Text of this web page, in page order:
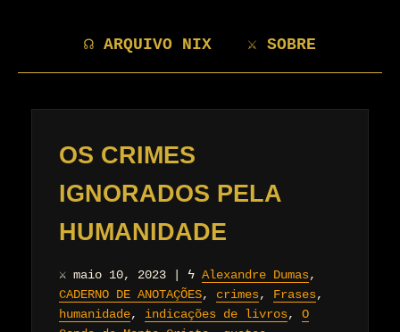
☊ ARQUIVO NIX ⚔ SOBRE
OS CRIMES
IGNORADOS PELA
HUMANIDADE
⚔ maio 10, 2023 ϟ Alexandre Dumas,
CADERNO DE ANOTAÇÕES, crimes, Frases,
humanidade, indicações de livros, O